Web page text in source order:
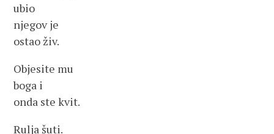
ubio
njegov je
ostao živ.
Objesite mu
boga i
onda ste kvit.
Rulja šuti.